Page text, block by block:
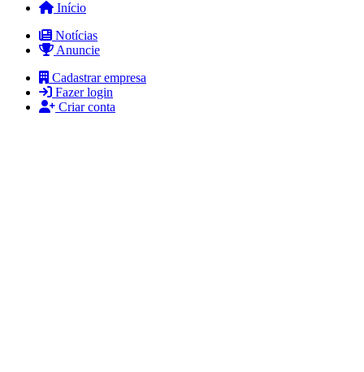
Início
Notícias
Anuncie
Cadastrar empresa
Fazer login
Criar conta